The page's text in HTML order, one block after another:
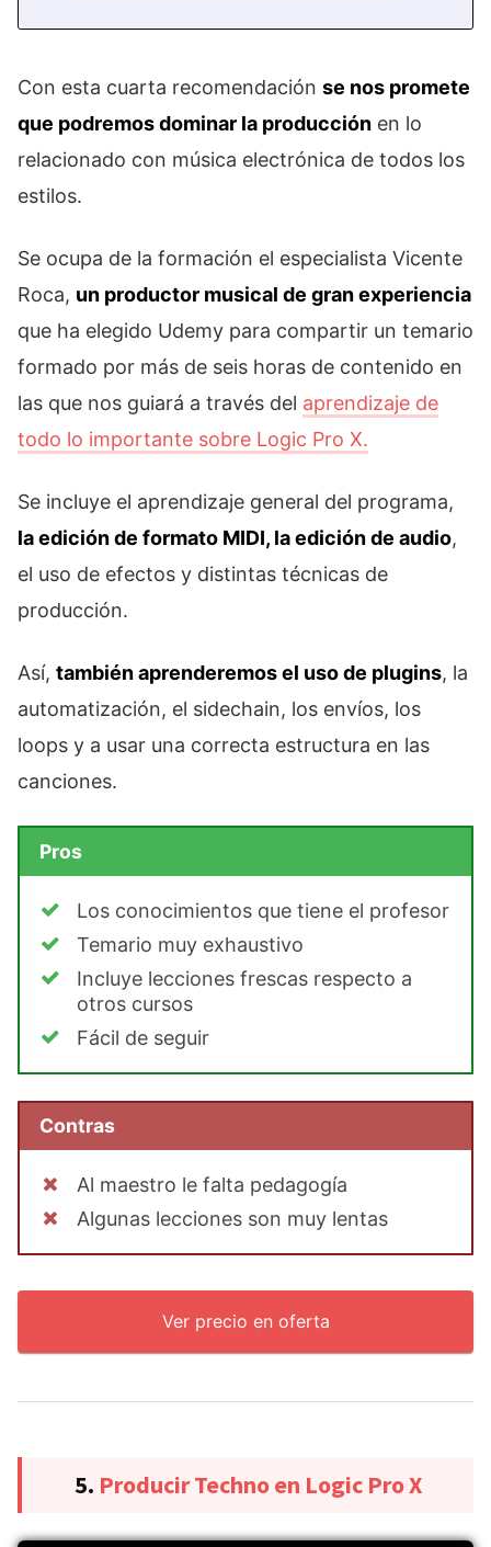
Con esta cuarta recomendación se nos promete
que podremos dominar la producción en lo
relacionado con música electrónica de todos los
estilos.
Se ocupa de la formación el especialista Vicente
Roca, un productor musical de gran experiencia
que ha elegido Udemy para compartir un temario
formado por más de seis horas de contenido en
las que nos guiará a través del aprendizaje de
todo lo importante sobre Logic Pro X.
Se incluye el aprendizaje general del programa,
la edición de formato MIDI, la edición de audio,
el uso de efectos y distintas técnicas de
producción.
Así, también aprenderemos el uso de plugins, la
automatización, el sidechain, los envíos, los
loops y a usar una correcta estructura en las
canciones.
Pros
Los conocimientos que tiene el profesor
Temario muy exhaustivo
Incluye lecciones frescas respecto a
otros cursos
Fácil de seguir
Contras
Al maestro le falta pedagogía
Algunas lecciones son muy lentas
Ver precio en oferta
5. Producir Techno en Logic Pro X